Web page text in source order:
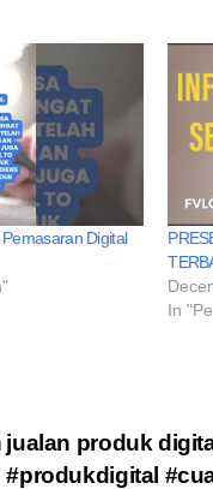
Digital
In
jualan produk
#produkdigital